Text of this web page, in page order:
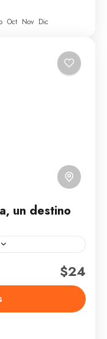
Oct Nov Dic
un destino
$24